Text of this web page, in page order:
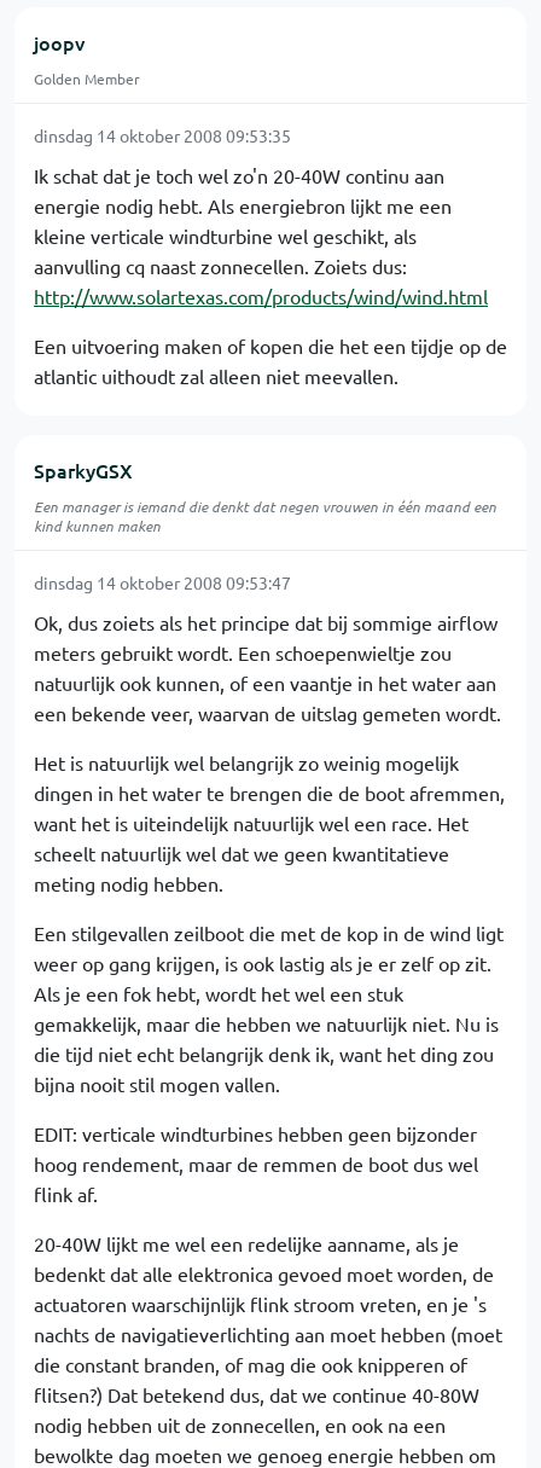
joopv
Golden Member
dinsdag 14 oktober 2008 09:53:35
Ik schat dat je toch wel zo'n 20-40W continu aan
energie nodig hebt. Als energiebron lijkt me een
kleine verticale windturbine wel geschikt, als
aanvulling cq naast zonnecellen. Zoiets dus:
http://www.solartexas.com/products/wind/wind.html
Een uitvoering maken of kopen die het een tijdje op de
atlantic uithoudt zal alleen niet meevallen.
SparkyGSX
Een manager is iemand die denkt dat negen vrouwen in één maand een
kind kunnen maken
dinsdag 14 oktober 2008 09:53:47
Ok, dus zoiets als het principe dat bij sommige airflow
meters gebruikt wordt. Een schoepenwieltje zou
natuurlijk ook kunnen, of een vaantje in het water aan
een bekende veer, waarvan de uitslag gemeten wordt.
Het is natuurlijk wel belangrijk zo weinig mogelijk
dingen in het water te brengen die de boot afremmen,
want het is uiteindelijk natuurlijk wel een race. Het
scheelt natuurlijk wel dat we geen kwantitatieve
meting nodig hebben.
Een stilgevallen zeilboot die met de kop in de wind ligt
weer op gang krijgen, is ook lastig als je er zelf op zit.
Als je een fok hebt, wordt het wel een stuk
gemakkelijk, maar die hebben we natuurlijk niet. Nu is
die tijd niet echt belangrijk denk ik, want het ding zou
bijna nooit stil mogen vallen.
EDIT: verticale windturbines hebben geen bijzonder
hoog rendement, maar de remmen de boot dus wel
flink af.
20-40W lijkt me wel een redelijke aanname, als je
bedenkt dat alle elektronica gevoed moet worden, de
actuatoren waarschijnlijk flink stroom vreten, en je 's
nachts de navigatieverlichting aan moet hebben (moet
die constant branden, of mag die ook knipperen of
flitsen?) Dat betekend dus, dat we continue 40-80W
nodig hebben uit de zonnecellen, en ook na een
bewolkte dag moeten we genoeg energie hebben om